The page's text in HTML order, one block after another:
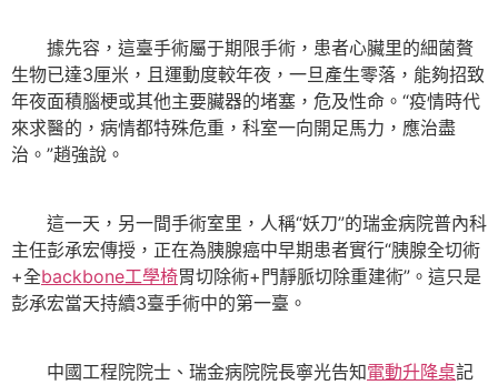
據先容，這臺手術屬于期限手術，患者心臟里的細菌贅
生物已達3厘米，且運動度較年夜，一旦產生零落，能夠招致
年夜面積腦梗或其他主要臟器的堵塞，危及性命。“疫情時代
來求醫的，病情都特殊危重，科室一向開足馬力，應治盡
治。”趙強說。
這一天，另一間手術室里，人稱“妖刀”的瑞金病院普內科
主任彭承宏傳授，正在為胰腺癌中早期患者實行“胰腺全切術
+全backbone工學椅胃切除術+門靜脈切除重建術”。這只是
彭承宏當天持續3臺手術中的第一臺。
中國工程院院士、瑞金病院院長寧光告知電動升降桌記